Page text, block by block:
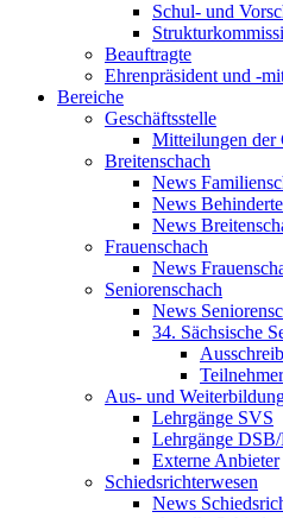
Schul- und
Beauftragte
Ehrenpräsident und -
Bereiche
Geschäftsstelle
Mitteilungen der
Breitenschach
News
News
News
Frauenschach
News
Seniorenschach
News
34. Sächsische
Aus- und
Lehrgänge SVS
Lehrgänge
Externe Anbieter
Schiedsrichterwesen
News